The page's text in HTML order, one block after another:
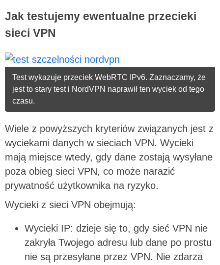
Jak testujemy ewentualne przecieki
sieci VPN
Test wykazuje przeciek WebRTC IPv6. Zaznaczamy, że
jest to stary test i NordVPN naprawił ten wyciek od tego
czasu.
Wiele z powyższych kryteriów związanych jest z
wyciekami danych w sieciach VPN. Wycieki
mają miejsce wtedy, gdy dane zostają wysyłane
poza obieg sieci VPN, co może narazić
prywatność użytkownika na ryzyko.
Wycieki z sieci VPN obejmują:
Wycieki IP: dzieje się to, gdy sieć VPN nie
zakryła Twojego adresu lub dane po prostu
nie są przesyłane przez VPN. Nie zdarza